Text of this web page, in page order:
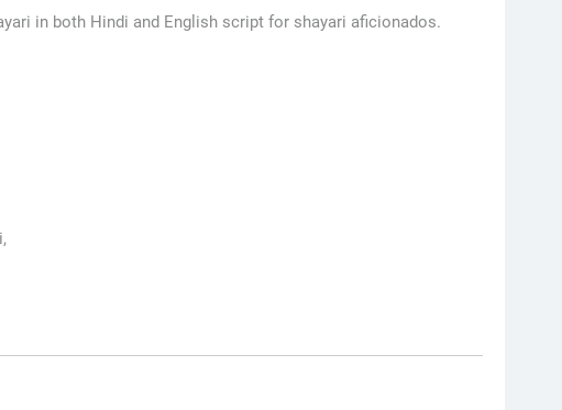
in both Hindi and English script for shayari aficionados.